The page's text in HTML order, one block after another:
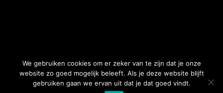
© Copyright Vip Spa | Algemene voorwaarden | Website
gemaakt door Nano Web
We gebruiken cookies om er zeker van te zijn dat je onze
website zo goed mogelijk beleeft. Als je deze website blijft
gebruiken gaan we ervan uit dat je dat goed vindt.